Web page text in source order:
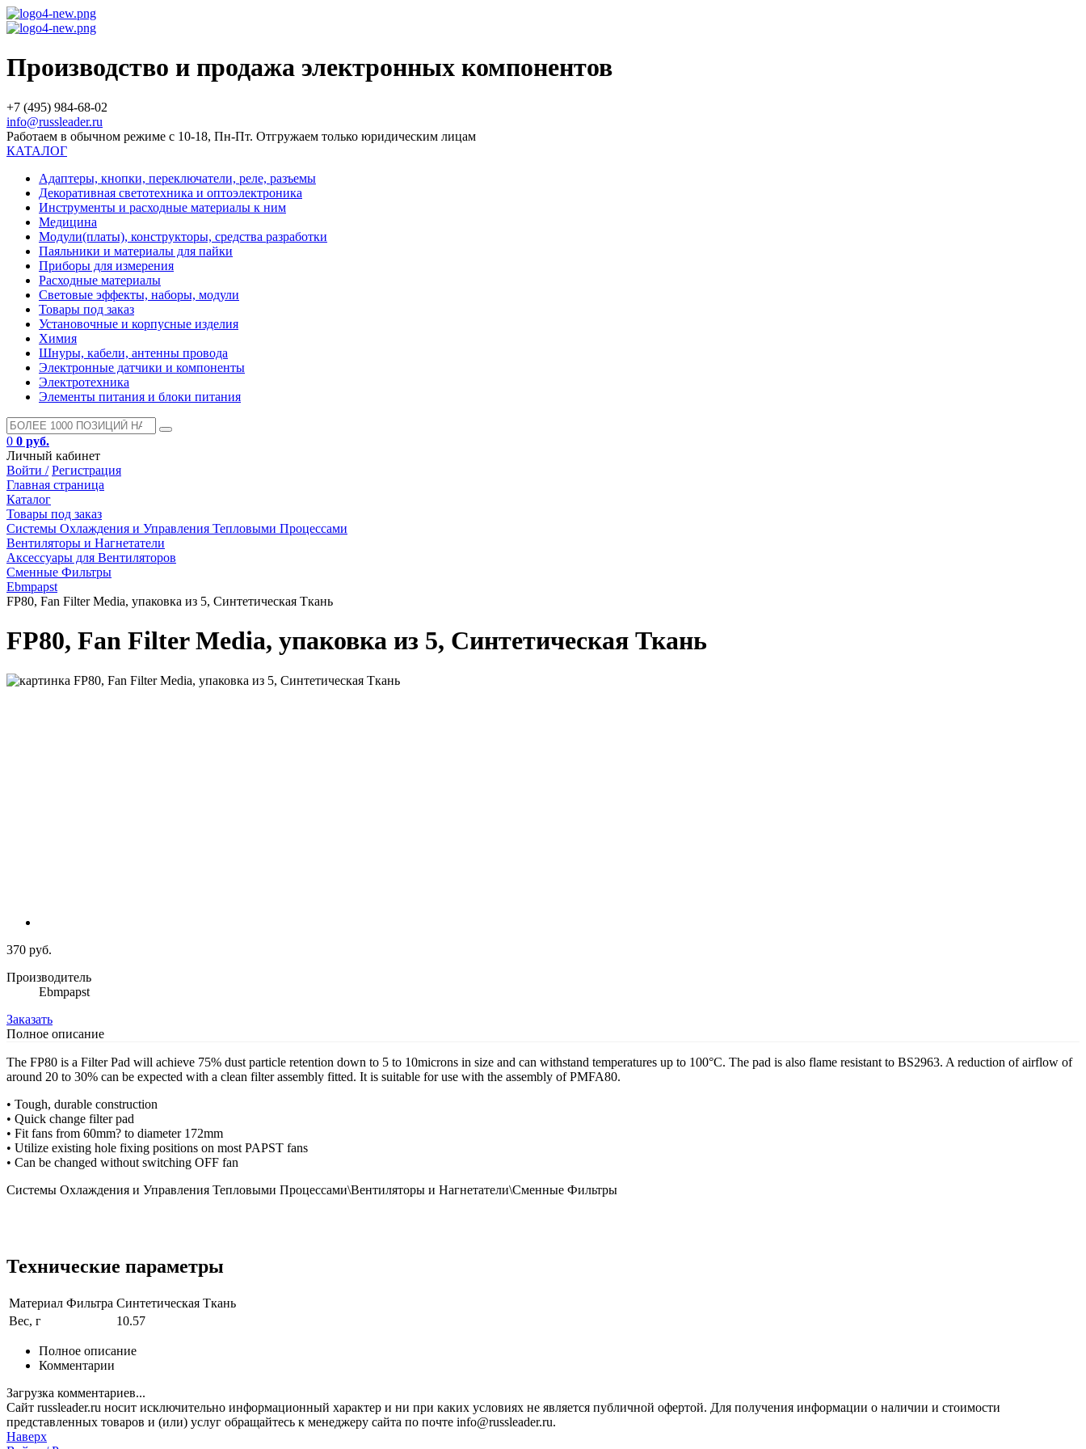
Производство и продажа электронных компонентов
+7 (495) 984-68-02
info@russleader.ru
Работаем в обычном режиме с 10-18, Пн-Пт. Отгружаем только юридическим лицам
КАТАЛОГ
Адаптеры, кнопки, переключатели, реле, разъемы
Декоративная светотехника и оптоэлектроника
Инструменты и расходные материалы к ним
Медицина
Модули(платы), конструкторы, средства разработки
Паяльники и материалы для пайки
Приборы для измерения
Расходные материалы
Световые эффекты, наборы, модули
Товары под заказ
Установочные и корпусные изделия
Химия
Шнуры, кабели, антенны провода
Электронные датчики и компоненты
Электротехника
Элементы питания и блоки питания
0 0 руб.
Личный кабинет
Войти / Регистрация
Главная страница
Каталог
Товары под заказ
Системы Охлаждения и Управления Тепловыми Процессами
Вентиляторы и Нагнетатели
Аксессуары для Вентиляторов
Сменные Фильтры
Ebmpapst
FP80, Fan Filter Media, упаковка из 5, Синтетическая Ткань
FP80, Fan Filter Media, упаковка из 5, Синтетическая Ткань
370 руб.
Производитель
Ebmpapst
Заказать
Полное описание
The FP80 is a Filter Pad will achieve 75% dust particle retention down to 5 to 10microns in size and can withstand temperatures up to 100°C. The pad is also flame resistant to BS2963. A reduction of airflow of
around 20 to 30% can be expected with a clean filter assembly fitted. It is suitable for use with the assembly of PMFA80.
• Tough, durable construction
• Quick change filter pad
• Fit fans from 60mm? to diameter 172mm
• Utilize existing hole fixing positions on most PAPST fans
• Can be changed without switching OFF fan
Системы Охлаждения и Управления Тепловыми Процессами\Вентиляторы и Нагнетатели\Сменные Фильтры
Технические параметры
Материал Фильтра Синтетическая Ткань
Вес, г
10.57
Полное описание
Комментарии
Загрузка комментариев...
Сайт russleader.ru носит исключительно информационный характер и ни при каких условиях не является публичной офертой. Для получения информации о наличии и стоимости
представленных товаров и (или) услуг обращайтесь к менеджеру сайта по почте info@russleader.ru.
Наверх